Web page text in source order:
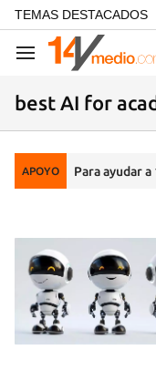
common.go-to-content
TEMAS DESTACADOS
Navegación
best AI for
APOYO Para ayudar